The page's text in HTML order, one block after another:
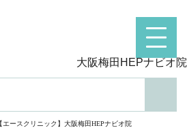
ースクリニック】大阪梅田HEPナビオ院
大阪梅田HEPナビオ院